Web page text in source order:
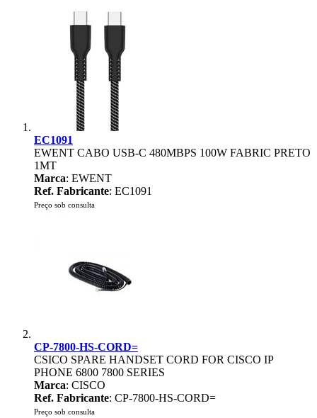
EC1091
EWENT CABO USB-C 480MBPS 100W FABRIC PRETO
1MT
Marca: EWENT
Ref. Fabricante: EC1091
Preço sob consulta
CP-7800-HS-CORD=
CSICO SPARE HANDSET CORD FOR CISCO IP
PHONE 6800 7800 SERIES
Marca: CISCO
Ref. Fabricante: CP-7800-HS-CORD=
Preço sob consulta